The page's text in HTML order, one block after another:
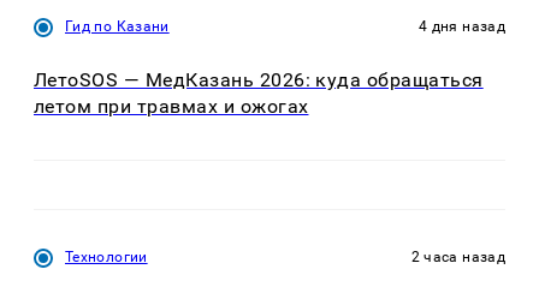
Гид по Казани 4 дня назад
ЛетоSOS — МедКазань 2026: куда обращаться
летом при травмах и ожогах
Технологии 2 часа назад